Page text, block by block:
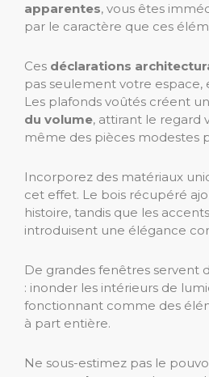
apparentes, vous êtes
par le caractère que ces
Ces déclarations
pas seulement votre espace,
Les plafonds voûtés créent un
du volume, attirant le regard
même des pièces modestes
Incorporez des matériaux
cet effet. Le bois récupéré
histoire, tandis que les
introduisent une élégance
De grandes fenêtres servent
: inonder les intérieurs de
fonctionnant comme des
à part entière.
Ne sous-estimez pas le